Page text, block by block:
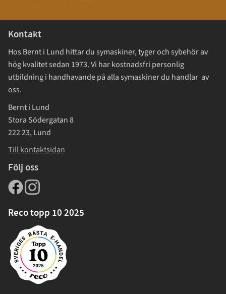
Kontakt
Hos Bernt i Lund hittar du symaskiner, tyger och sybehör av
hög kvalitet sedan 1973. Vi har kostnadsfri personlig
utbildning i handhavande på alla symaskiner du handlar av
oss.
Bernt i Lund
Stora Södergatan 8
222 23, Lund
Till kontaktsidan
Följ oss
Reco topp 10 2025